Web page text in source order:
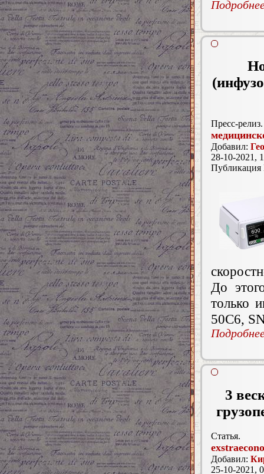
Пресс-релиз.
Добавил:
28-10-2021,
До
только
50C6,
3
Статья.
Добавил:
25-10-2021,